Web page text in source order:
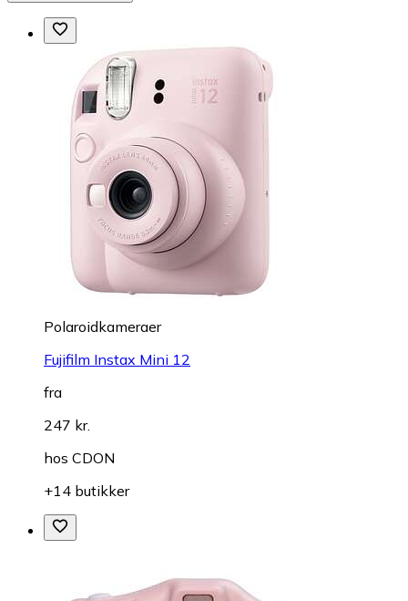
Polaroidkameraer
Fujifilm Instax Mini 12
fra
247 kr.
hos CDON
+14 butikker